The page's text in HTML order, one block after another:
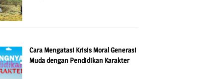
Cara Mengatasi Krisis Moral Generasi
Muda dengan Pendidikan Karakter